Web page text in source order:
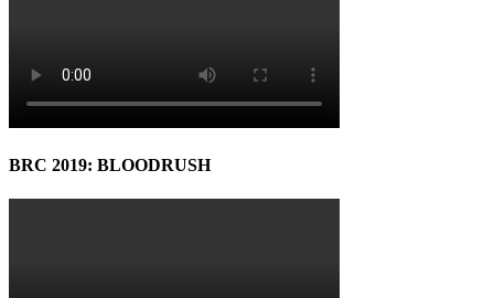
BRC 2019: BLOODRUSH